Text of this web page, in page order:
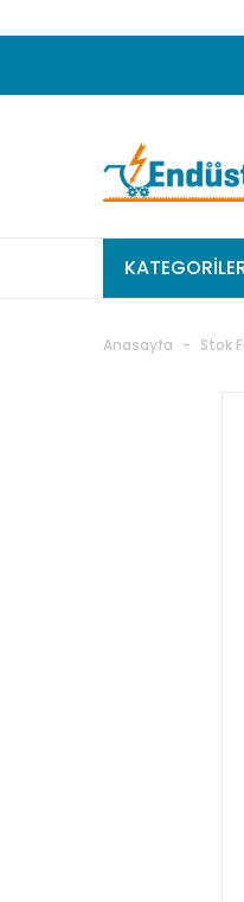
20.000TL
Anasayfa Stok